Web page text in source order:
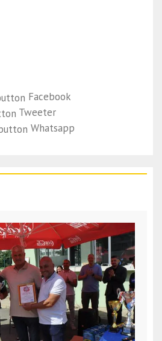
Facebook
Tweeter
Whatsapp